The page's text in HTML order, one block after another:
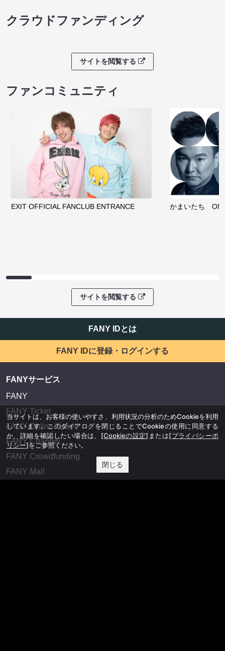
クラウドファンディング
サイトを閲覧する
ファンコミュニティ
EXIT OFFICIAL FANCLUB ENTRANCE かまいたち
サイトを閲覧する
FANY IDとは
FANY IDに登録・ログインする
FANYサービス
FANY
FANY Ticket
FANY Online Ticket
FANY Channel
FANY Crowdfunding
FANY Mall
当サイトは、お客様の使いやすさ、利用状況の分析のためCookieを利用
しています。このダイアログを閉じることでCookieの使用に同意する
か、詳細を確認したい場合は、 [Cookieの設定] または[プライバシーポ
リシー]をご参照ください。
閉じる